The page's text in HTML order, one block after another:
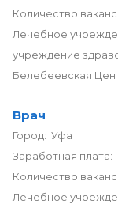
Количество
Лечебное
учреждение
Белебеевская
Врач
Город: Уфа
Заработная плата:
Количество
Лечебное